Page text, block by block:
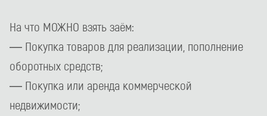
На что МОЖНО взять заём:
— Покупка товаров для реализации, пополнение
оборотных средств;
— Покупка или аренда коммерческой
недвижимости;